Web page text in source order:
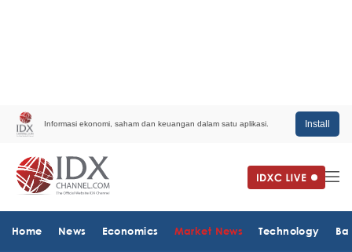
Informasi ekonomi, saham dan keuangan dalam satu aplikasi. Install
Home News Economics Market News Technology